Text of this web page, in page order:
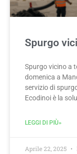
Spurgo
Spurgo vicino a
domenica a
servizio di
Ecodinoi è la
LEGGI DI PIÙ»
Aprile 22, 2025